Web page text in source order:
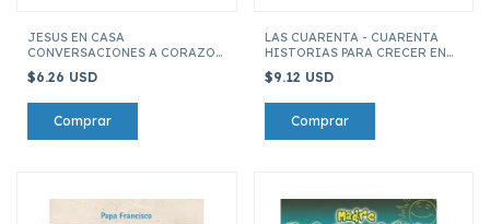
JESUS EN CASA
CONVERSACIONES A CORAZON
$6.26 USD
LAS CUARENTA - CUARENTA
HISTORIAS PARA CRECER EN
$9.12 USD